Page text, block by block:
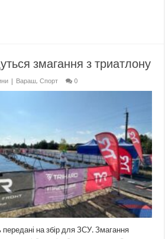
змагання з триатлону
| Вараш,Спорт 0
передані на збір для ЗСУ. Змагання